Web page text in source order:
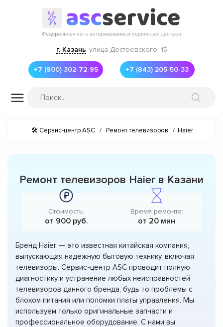
г. Казань улица Достоевского, 15
+7 (800) 302-72-95 +7 (843) 205-50-33
🛠 Сервис-центр ASC / Ремонт телевизоров / Haier
Ремонт телевизоров Haier в Казани
Стоимость:
от 900 руб.
Время ремонта:
от 20 мин
Бренд Haier — это известная китайская компания,
выпускающая надежную бытовую технику, включая
телевизоры. Сервис-центр ASC проводит полную
диагностику и устранение любых неисправностей
телевизоров данного бренда, будь то проблемы с
блоком питания или поломки платы управления. Мы
используем только оригинальные запчасти и
профессиональное оборудование. С нами вы